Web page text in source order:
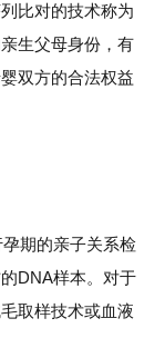
比对的技术称为
生父母身份，有
双方的合法权益
期的亲子关系检
DNA样本。对于
取样技术或血液